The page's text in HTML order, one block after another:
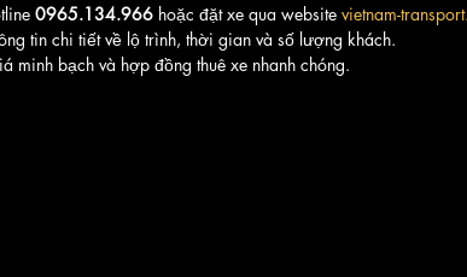
0965.134.966 hoặc đặt xe qua website vietnam-
tin chi tiết về lộ trình, thời gian và số lượng khách.
minh bạch và hợp đồng thuê xe nhanh chóng.